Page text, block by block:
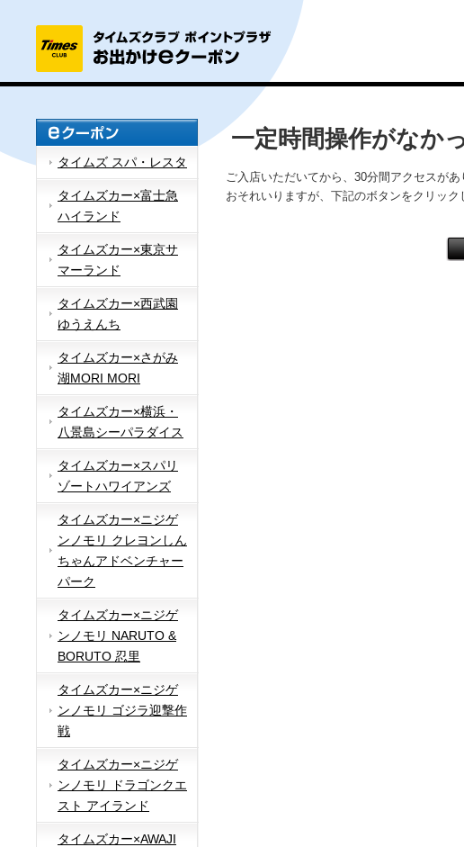
タイムズ スパ・レスタ
タイムズカー×富士急
ハイランド
タイムズカー×東京サ
マーランド
タイムズカー×西武園
ゆうえんち
タイムズカー×さがみ
湖MORI MORI
タイムズカー×横浜・
八景島シーパラダイス
タイムズカー×スパリ
ゾートハワイアンズ
タイムズカー×ニジゲ
ンノモリ クレヨンしん
ちゃんアドベンチャー
パーク
タイムズカー×ニジゲ
ンノモリ NARUTO &
BORUTO 忍里
タイムズカー×ニジゲ
ンノモリ ゴジラ迎撃作
戦
タイムズカー×ニジゲ
ンノモリ ドラゴンクエ
スト アイランド
タイムズカー×AWAJI
一定時間操作がなか
ご入店いただいてから、30分間アクセスが
おそれいりますが、下記のボタンをクリック